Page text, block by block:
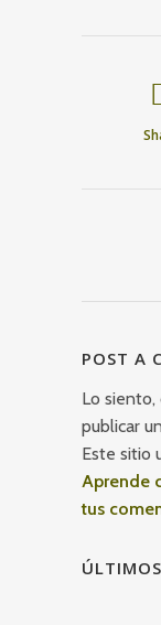
POST A
Lo
publicar
Este sitio
Aprende
tus